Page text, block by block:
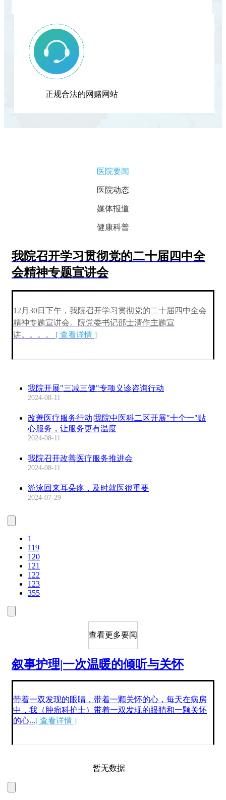
正规合法的网赌网站
医院要闻
医院动态
媒体报道
健康科普
我院召开学习贯彻党的二十届四中全
会精神专题宣讲会
12月30日下午，我院召开学习贯彻党的二十届四中全会
精神专题宣讲会。院党委书记邵士清作主题宣
讲。。。。 [ 查看详情 ]
我院开展"三减三健"专项义诊咨询行动
2024-08-11
改善医疗服务行动|我院中医科二区开展"十个一"贴
心服务，让服务更有温度
2024-08-11
我院召开改善医疗服务推进会
2024-08-11
游泳回来耳朵疼，及时就医很重要
2024-07-29
1
119
120
121
122
123
355
查看更多要闻
叙事护理|一次温暖的倾听与关怀
带着一双发现的眼睛，带着一颗关怀的心，每天在病房
中，我（肿瘤科护士）带着一双发现的眼睛和一颗关怀
的心...[ 查看详情 ]
暂无数据